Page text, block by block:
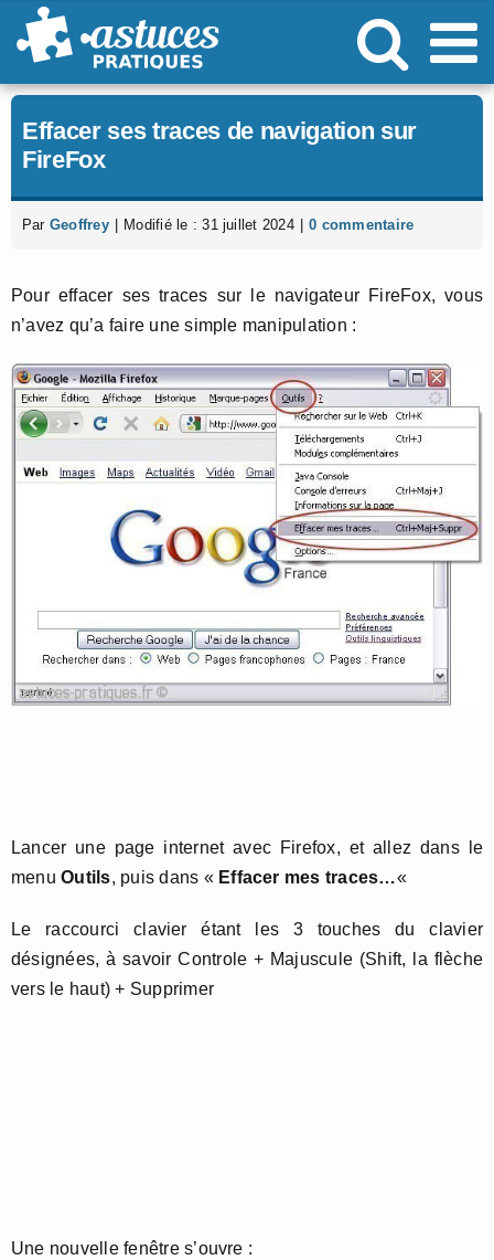
Passer
au
Effacer ses traces de navigation sur
FireFox
Par Geoffrey Modifié le : 31 juillet 2024 0 commentaire
Pour effacer ses traces sur le navigateur FireFox, vous
n’avez qu’a faire une simple manipulation :
Lancer une page internet avec Firefox, et allez dans le
menuOutils, puis dans « Effacer mes traces…«
Le raccourci clavier étant les 3 touches du clavier
désignées, à savoir Controle + Majuscule (Shift, la flèche
vers le haut) + Supprimer
Une nouvelle fenêtre s’ouvre :